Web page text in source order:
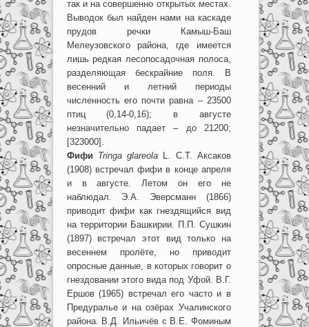
так и на совершенно открытых местах.
Выводок был найден нами на каскаде
прудов речки Камыш-Баш
Мелеузовского района, где имеется
лишь редкая лесопосадочная полоса,
разделяющая бескрайние поля. В
весенний и летний периоды
численность его почти равна – 23500
птиц (0,14-0,16); в августе
незначительно падает – до 21200;
[323000].
Фифи Tringa glareola L. С.Т. Аксаков
(1908) встречал фифи в конце апреля
и в августе. Летом он его не
наблюдал. Э.А. Эверсманн (1866)
приводит фифи как гнездящийся вид
на территории Башкирии. П.П. Сушкин
(1897) встречал этот вид только на
весеннем пролёте, но приводит
опросные данные, в которых говорит о
гнездовании этого вида под Уфой. В.Г.
Ершов (1965) встречал его часто и в
Предуралье и на озёрах Учалинского
района. В.Д. Ильичёв с В.Е. Фоминым